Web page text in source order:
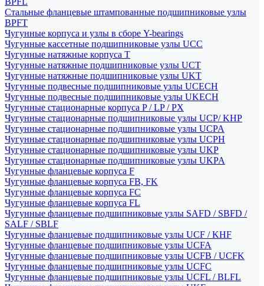
Стальные фланцевые штампованные подшипниковые узлы
BPFT
Чугунные корпуса и узлы в сборе Y-bearings
Чугунные кассетные подшипниковые узлы UCC
Чугунные натяжные корпуса T
Чугунные натяжные подшипниковые узлы UCT
Чугунные натяжные подшипниковые узлы UKT
Чугунные подвесные подшипниковые узлы UCECH
Чугунные подвесные подшипниковые узлы UKECH
Чугунные стационарные корпуса P / LP / PX
Чугунные стационарные подшипниковые узлы UCP/ KHP
Чугунные стационарные подшипниковые узлы UCPA
Чугунные стационарные подшипниковые узлы UCPH
Чугунные стационарные подшипниковые узлы UKP
Чугунные стационарные подшипниковые узлы UKPA
Чугунные фланцевые корпуса F
Чугунные фланцевые корпуса FB, FK
Чугунные фланцевые корпуса FC
Чугунные фланцевые корпуса FL
Чугунные фланцевые подшипниковые узлы SAFD / SBFD /
SALF / SBLF
Чугунные фланцевые подшипниковые узлы UCF / KHF
Чугунные фланцевые подшипниковые узлы UCFA
Чугунные фланцевые подшипниковые узлы UCFB / UCFK
Чугунные фланцевые подшипниковые узлы UCFC
Чугунные фланцевые подшипниковые узлы UCFL / BLFL